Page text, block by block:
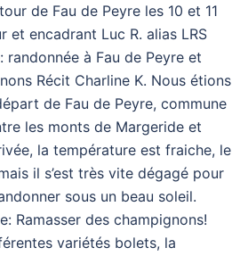
de Fau de Peyre les 10 et 11
et encadrant Luc R. alias LRS
à Fau de Peyre et
Récit Charline K. Nous étions
de Fau de Peyre, commune
les monts de Margeride et
la température est fraiche, le
il s’est très vite dégagé pour
sous un beau soleil.
Ramasser des champignons!
variétés bolets, la